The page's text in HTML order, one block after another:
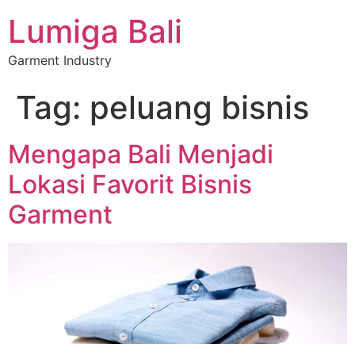
Lumiga Bali
Garment Industry
Tag: peluang bisnis
Mengapa Bali Menjadi
Lokasi Favorit Bisnis
Garment